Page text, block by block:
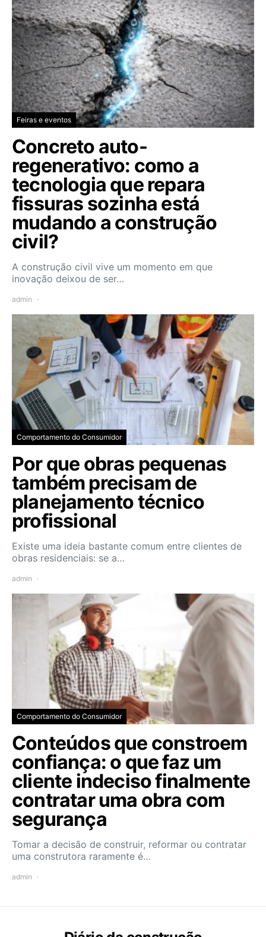
Feiras e eventos
Concreto auto-
regenerativo: como a
tecnologia que repara
fissuras sozinha está
mudando a construção
civil?
A construção civil vive um momento em que
inovação deixou de ser…
admin
Comportamento do Consumidor
Por que obras pequenas
também precisam de
planejamento técnico
profissional
Existe uma ideia bastante comum entre clientes de
obras residenciais: se a…
admin
Comportamento do Consumidor
Conteúdos que constroem
confiança: o que faz um
cliente indeciso finalmente
contratar uma obra com
segurança
Tomar a decisão de construir, reformar ou contratar
uma construtora raramente é…
admin